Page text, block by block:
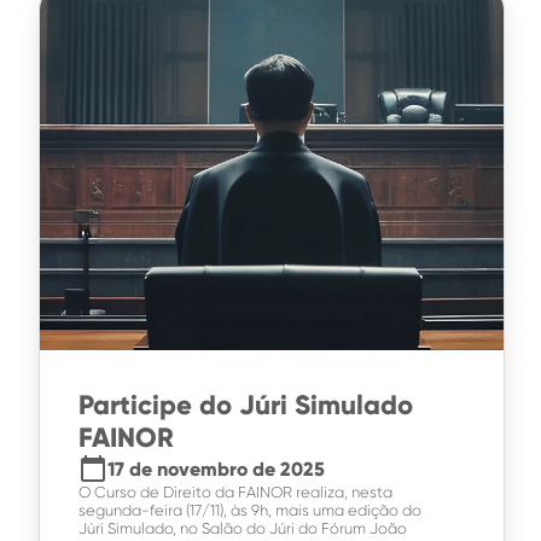
Participe do Júri Simulado
FAINOR
calendar_today17 de novembro de 2025
O Curso de Direito da FAINOR realiza, nesta
segunda-feira (17/11), às 9h, mais uma edição do
Júri Simulado, no Salão do Júri do Fórum João